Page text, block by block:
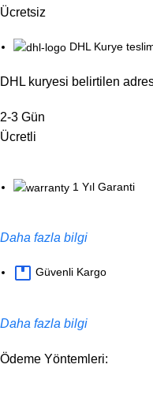
Ücretsiz
DHL Kurye
DHL kuryesi belirtilen
2-3 Gün
Ücretli
1 Yıl Garanti
Daha fazla bilgi
Güvenli Kargo
Daha fazla bilgi
Ödeme Yöntemleri: